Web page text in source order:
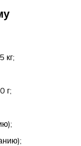
кг;
г;